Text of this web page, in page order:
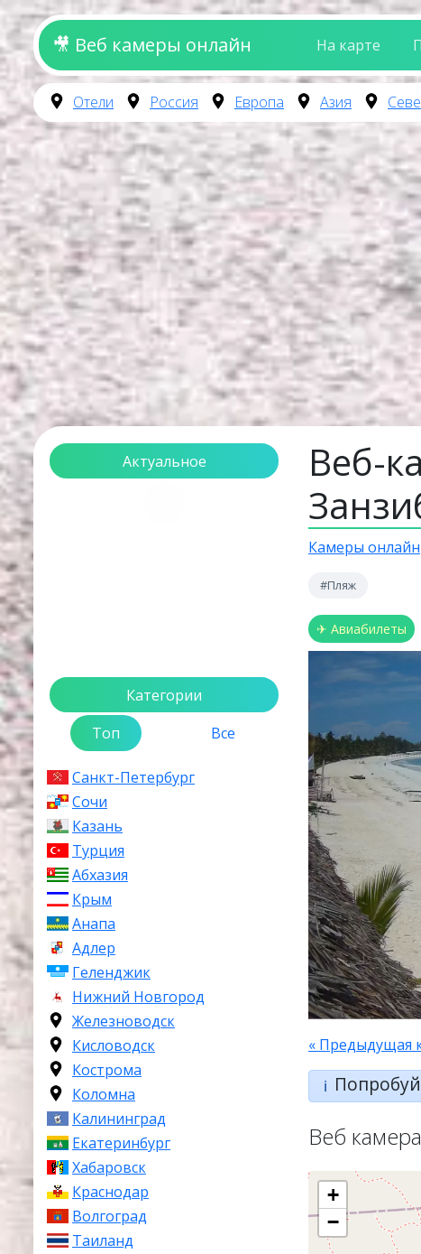
🎥 Веб камеры онлайн На карте
Отели Россия Европа Азия
Актуальное
Категории
Топ
Все
Санкт-Петербург
Сочи
Казань
Турция
Абхазия
Крым
Анапа
Адлер
Геленджик
Нижний Новгород
Железноводск
Кисловодск
Кострома
Коломна
Калининград
Екатеринбург
Хабаровск
Краснодар
Волгоград
Таиланд
Веб-
Камеры онлайн
#Пляж
✈ Авиабилеты
« Предыдущая
ℹ️
Веб
+
−